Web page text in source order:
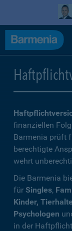
finanziellen
Barmenia prüft
berechtigte
wehrt
Die Barmenia
für Singles,
Kinder,
Psychologen
in der